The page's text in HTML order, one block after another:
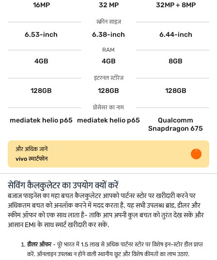
16MP 32 MP 32MP + 8MP
स्क्रीन साइज़
6.53-inch 6.38-inch 6.44-inch
RAM
4GB 4GB 8GB
इंटरनल स्टोरेज
128GB 128GB 128GB
प्रोसेसर का नाम
mediatek helio p65 mediatek helio p65
Qualcomm
Snapdragon 675
और अधिक जानें
vivo स्मार्टफोन
सेविंग कैलकुलेटर का उपयोग क्यों करें
बजाज फाइनेंस का महा बचत कैलकुलेटर आपको पार्टनर स्टोर पर खरीदारी करने पर
अधिकतम बचत को अनलॉक करने में मदद करता है. यह सभी उपलब्ध ब्रांड, डीलर और
स्कीम ऑफर को एक साथ लाता है- ताकि आप अपनी कुल बचत को तुरंत देख सकें और
आसान EMI के साथ स्मार्ट खरीदारी कर सकें.
डीलर ऑफर- पूरे भारत में 1.5 लाख से अधिक पार्टनर स्टोर पर विशेष इन-स्टोर डील प्राप्त
करें. ऑनलाइन उपलब्ध न होने वाली स्थानीय छूट और विशेष कीमतों का लाभ उठाएं.